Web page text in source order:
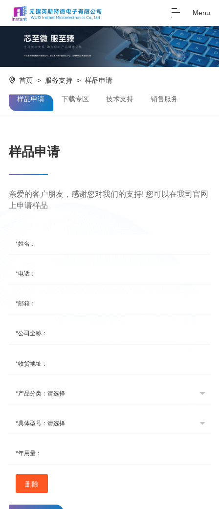
Menu
样品申请 下载专区 技术支持 销售服务
首页 > 服务支持 > 样品申请
样品申请
亲爱的客户朋友，感谢您对我们的支持! 您可以在我司官网
上申请样品
*姓名：
*电话：
*邮箱：
*公司全称：
*收货地址：
*产品分类：
*具体型号：
*年用量：
删除